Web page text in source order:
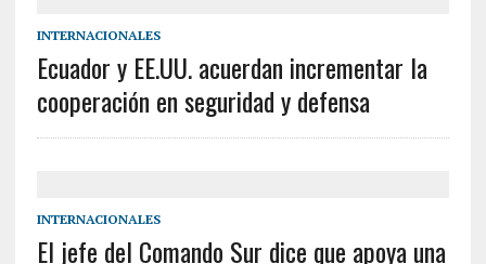
INTERNACIONALES
Ecuador y EE.UU. acuerdan incrementar la
cooperación en seguridad y defensa
INTERNACIONALES
El jefe del Comando Sur dice que apoya una